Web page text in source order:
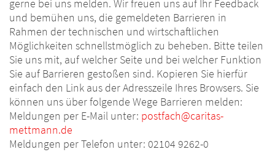
gerne bei uns melden. Wir freuen uns auf Ihr Feedback
und bemühen uns, die gemeldeten Barrieren in
Rahmen der technischen und wirtschaftlichen
Möglichkeiten schnellstmöglich zu beheben. Bitte teilen
Sie uns mit, auf welcher Seite und bei welcher Funktion
Sie auf Barrieren gestoßen sind. Kopieren Sie hierfür
einfach den Link aus der Adresszeile Ihres Browsers. Sie
können uns über folgende Wege Barrieren melden:
Meldungen per E-Mail unter: postfach@caritas-
mettmann.de
Meldungen per Telefon unter: 02104 9262-0